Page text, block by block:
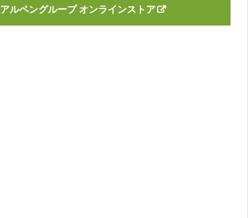
アルペングループ オンラインストア